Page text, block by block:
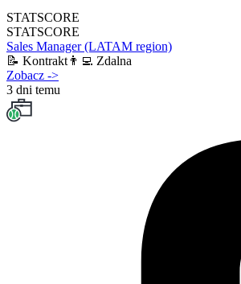
STATSCORE
STATSCORE
Sales Manager (LATAM region)
📝 Kontrakt 👨‍💻 Zdalna
Zobacz ->
3 dni temu